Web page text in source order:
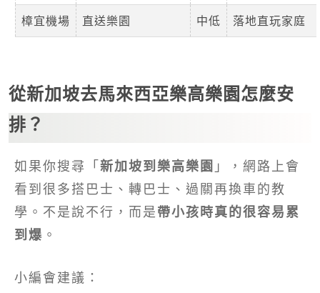
樟宜機場 直送樂園 中低 落地直玩家庭
從新加坡去馬來西亞樂高樂園怎麼安
排？
如果你搜尋「新加坡到樂高樂園 」，網路上會
看到很多搭巴士、轉巴士、過關再換車的教
學。不是說不行，而是帶小孩時真的很容易累
到爆 。
小編會建議：